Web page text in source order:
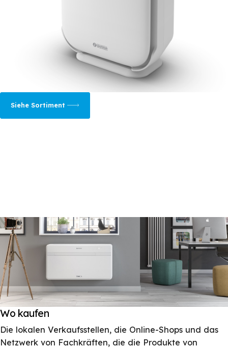
Siehe Sortiment
Wo kaufen
Die lokalen Verkaufsstellen, die Online-Shops und das
Netzwerk von Fachkräften, die die Produkte von